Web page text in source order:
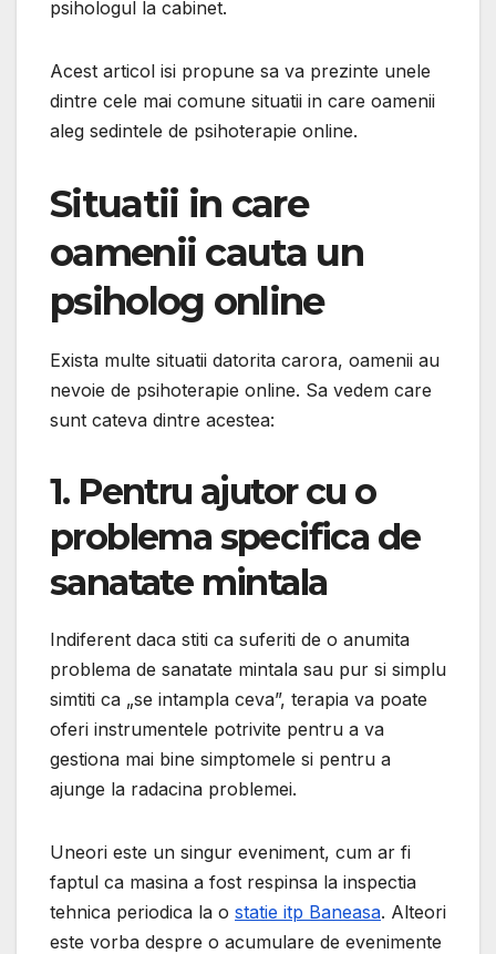
psihologul la cabinet.
Acest articol isi propune sa va prezinte unele
dintre cele mai comune situatii in care oamenii
aleg sedintele de psihoterapie online.
Situatii in care
oamenii cauta un
psiholog online
Exista multe situatii datorita carora, oamenii au
nevoie de psihoterapie online. Sa vedem care
sunt cateva dintre acestea:
1. Pentru ajutor cu o
problema specifica de
sanatate mintala
Indiferent daca stiti ca suferiti de o anumita
problema de sanatate mintala sau pur si simplu
simtiti ca „se intampla ceva”, terapia va poate
oferi instrumentele potrivite pentru a va
gestiona mai bine simptomele si pentru a
ajunge la radacina problemei.
Uneori este un singur eveniment, cum ar fi
faptul ca masina a fost respinsa la inspectia
tehnica periodica la o statie itp Baneasa. Alteori
este vorba despre o acumulare de evenimente